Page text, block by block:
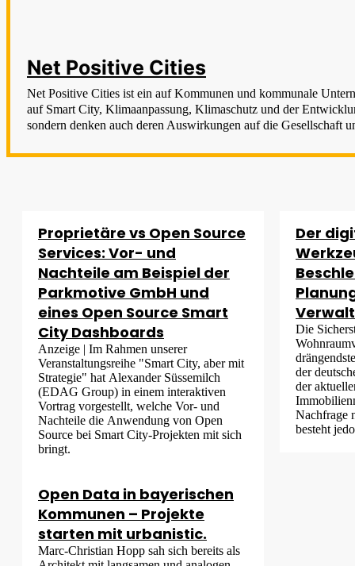
Net Positive Cities
Net Positive Cities ist ein auf Kommunen und kommunale
auf Smart City, Klimaanpassung, Klimaschutz und der
sondern denken auch deren Auswirkungen auf die Gesellschaft
Proprietäre vs Open Source
Services: Vor- und
Nachteile am Beispiel der
Parkmotive GmbH und
eines Open Source Smart
City Dashboards
Anzeige | Im Rahmen unserer
Veranstaltungsreihe "Smart City, aber mit
Strategie" hat Alexander Süssemilch
(EDAG Group) in einem interaktiven
Vortrag vorgestellt, welche Vor- und
Nachteile die Anwendung von Open
Source bei Smart City-Projekten mit sich
bringt.
Der
Die
der
der
Nachfrage
besteht
Open Data in bayerischen
Kommunen – Projekte
starten mit urbanistic.
Marc-Christian Hopp sah sich bereits als